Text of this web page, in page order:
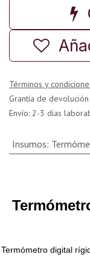
Términos y
Grantía de
Envío: 2-3 días
Insumos:
Termómetro digital